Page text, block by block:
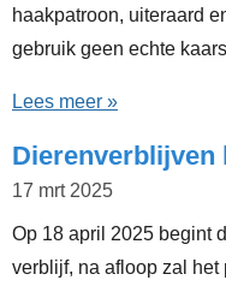
haakpatroon, uiteraard
gebruik geen echte
Lees meer »
Dierenverblijven
17 mrt 2025
Op 18 april 2025 begint
verblijf, na afloop zal